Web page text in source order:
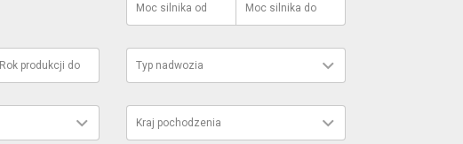
Moc silnika od Moc silnika do
Rok produkcji do Typ nadwozia
Kraj pochodzenia